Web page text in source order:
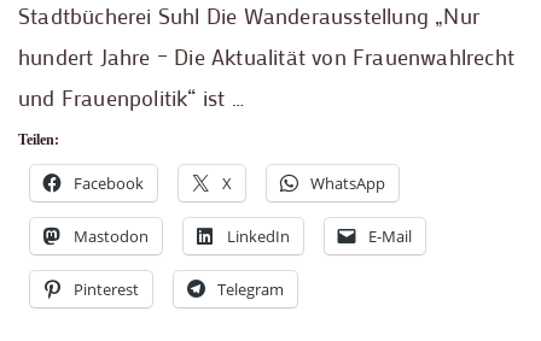
Stadtbücherei Suhl Die Wanderausstellung „Nur
hundert Jahre – Die Aktualität von Frauenwahlrecht
und Frauenpolitik“ ist …
Teilen:
Facebook X WhatsApp
Mastodon LinkedIn E-Mail
Pinterest Telegram